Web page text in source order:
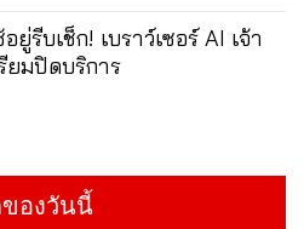
อยู่รีบเช็ก! เบราว์เซอร์ AI เจ้า
ยมปิดบริการ
องวันนี้